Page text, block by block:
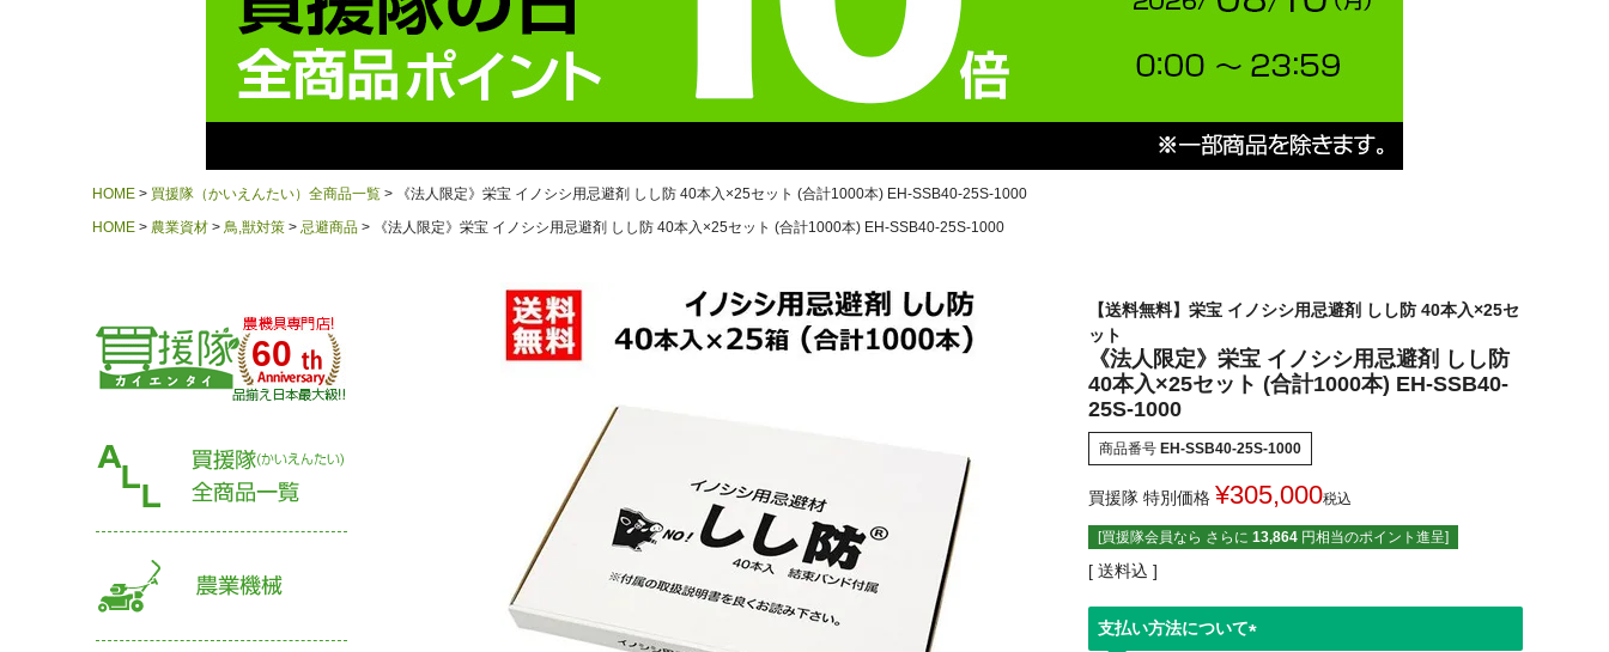
HOME 買援隊（かいえんたい）全商品一覧
《法人限定》栄宝 イノシシ用忌避剤 しし防 40本入×25セット (合計1000本) EH-SSB40-25S-1000
HOME
農業資材 鳥,獣対策 忌避商品 《法人限定》栄宝 イノシシ用忌避剤 しし防 40本入×25セット (合計1000本) EH-SSB40-25S-1000
60
【送料無料】栄宝 イノシシ用忌避剤 しし防 40本入×25セ
ット
《法人限定》栄宝 イノシシ用忌避剤 しし防
40本入×25セット (合計1000本) EH-SSB40-
25S-1000
商品番号 EH-SSB40-25S-1000
買援隊 特別価格 ¥305,000税込
[買援隊会員なら さらに 13,864 円相当のポイント進呈]
送料込
支払い方法について